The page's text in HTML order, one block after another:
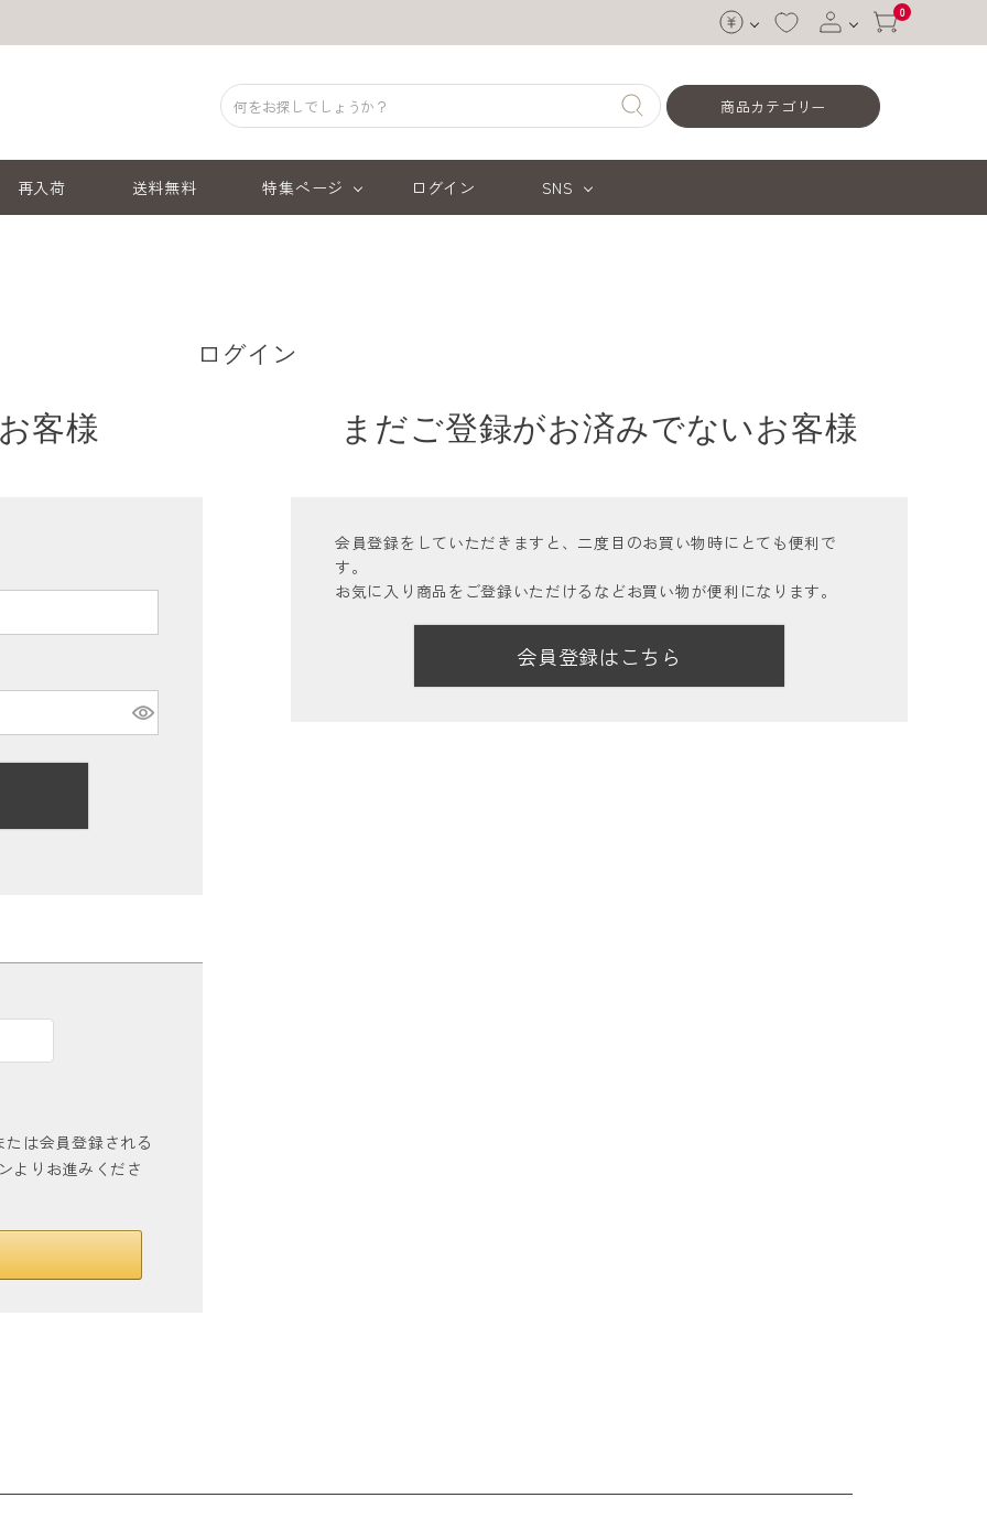
会員登録
0
商品カテゴリー
再入荷 送料無料 特集ページ ログイン SNS
ログイン
客様
は会員登録される
よりお進みくださ
まだご登録がお済みでないお客様
会員登録をしていただきますと、二度目のお買い物時にとても便利で
す。
お気に入り商品をご登録いただけるなどお買い物が便利になります。
会員登録はこちら